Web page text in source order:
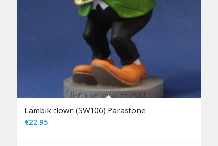
Lambik clown (SW106) Parastone
€22.95